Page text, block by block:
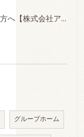
天白区で介護職をお探しの方へ【株式会社アンプル】
グループホーム